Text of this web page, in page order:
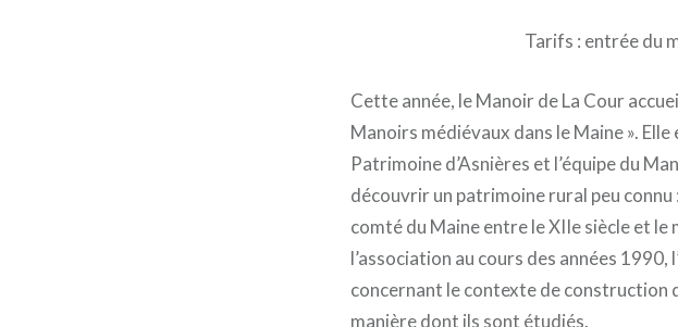
Tarifs : entrée du
Cette année, le Manoir de La Cour
Manoirs médiévaux dans le Maine ».
Patrimoine d’Asnières et l’équipe du
découvrir un patrimoine rural peu
comté du Maine entre le XIIe siècle et le
l’association au cours des années
concernant le contexte de construction
manière dont ils sont étudiés.